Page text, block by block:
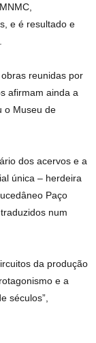
e é resultado e
reunidas por
afirmam ainda a
o Museu de
dos acervos e a
única – herdeira
Paço
num
da produção
e a
séculos”,